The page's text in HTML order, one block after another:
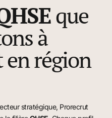
que
à
en région
stratégique, Prorecrut